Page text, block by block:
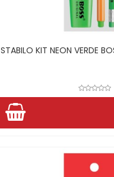
STABILO KIT NEON VERDE